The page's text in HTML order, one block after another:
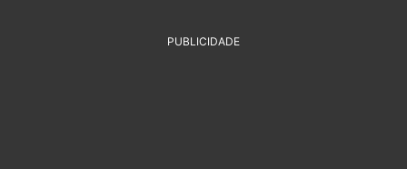
PUBLICIDADE